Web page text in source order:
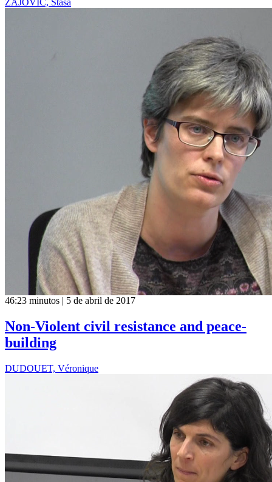
ZAJOVIC, Staša
46:23 minutos | 5 de abril de 2017
Non-Violent civil resistance and peace-
building
DUDOUET, Véronique